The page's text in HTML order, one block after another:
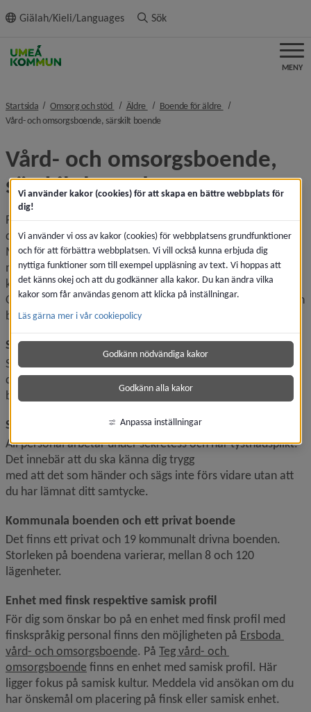
innehållet
Giälah/Kieli/Languages Sök
MENY
Startsida Omsorg och stöd nivå i brödsmulenavigeringen
Äldre nivå i brödsmulenavigeringen
Boende för äldre nivå i
Vård- och omsorgsboende, särskilt boendenivå i brödsmulenavigeringen
Vård- och omsorgsboende,
särskilt boende
På ett vård- och omsorgsboende ges vård och omsorg
dygnet runt utifrån de boendes individuella behov.
Målsättningen är att bo kvar i sitt hem så länge det är
möjligt men när omvårdnadsbehovet blir för omfattande
kan en plats på ett vård- och omsorgsboende bli aktuellt.
Om din partner önskar bo tillsammans med dig i lägenheten
betalar hen en särskild avgift för
Sjuksköterska, läkare, arbetsterapeut och sjukgymnast
Sjuksköterska finns på varje vård- och omsorgsboende och
det finns tillgång till arbetsterapeut och sjukgymnast vid
behov. Läkare från hälsocentral gör regelbundna besök.
Sekretess
All personal arbetar under sekretess och har tystnadsplikt.
Det innebär att du ska känna dig trygg
med att det som händer och sägs inte förs vidare utan att
du har lämnat ditt samtycke.
Kommunala boenden och ett privat boende
Det finns ett privat och 19 kommunalt drivna boenden.
Storleken på boendena varierar, mellan 8 och 120
lägenheter.
Enhet med finsk respektive samisk profil
För dig som önskar bo på en enhet med finsk profil med
finskspråkig personal finns den möjligheten på Ersboda
vård- och omsorgsboende. På Teg vård- och
omsorgsboende finns en enhet med samisk profil. Här
ligger fokus på samisk kultur. Meddela vid ansökan om du
har önskemål om placering på finsk eller samisk enhet.
Vi använder kakor (cookies) för att skapa en bättre webbplats för
dig!
Vi använder vi oss av kakor (cookies) för webbplatsens grundfunktioner
och för att förbättra webbplatsen. Vi vill också kunna erbjuda dig
nyttiga funktioner som till exempel uppläsning av text. Vi hoppas att
det känns okej och att du godkänner alla kakor. Du kan ändra vilka
kakor som får användas genom att klicka på inställningar.
Läs gärna mer i vår cookiepolicy
Godkänn nödvändiga kakor
Godkänn alla kakor
Anpassa inställningar